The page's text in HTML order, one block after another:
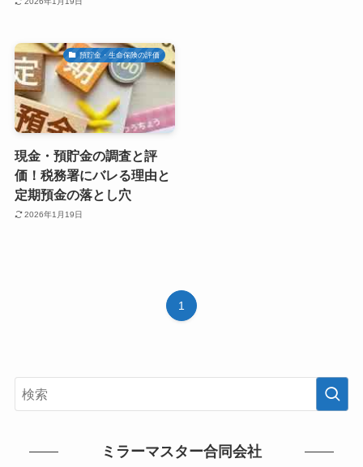
預貯金・生命保険の評価
現金・預貯金の調査と評
価！税務署にバレる理由と
定期預金の落とし穴
2026年1月19日
1
ミラーマスター合同会社